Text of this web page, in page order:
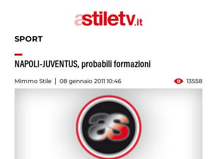
SPORT
NAPOLI-JUVENTUS, probabili formazioni
Mimmo Stile 08 gennaio 2011 10:46 13558